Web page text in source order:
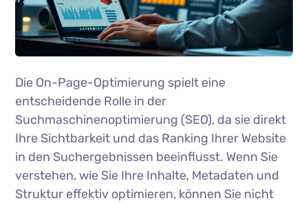
Die On-Page-Optimierung spielt eine
entscheidende Rolle in der
Suchmaschinenoptimierung (SEO), da sie direkt
Ihre Sichtbarkeit und das Ranking Ihrer Website
in den Suchergebnissen beeinflusst. Wenn Sie
verstehen, wie Sie Ihre Inhalte, Metadaten und
Struktur effektiv optimieren, können Sie nicht